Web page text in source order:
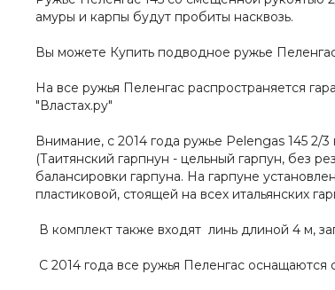
амуры и карпы будут пробиты насквозь.
Вы можете Купить подводное ружье
На все ружья Пеленгас распространяется
"Властах.ру"
Внимание, с 2014 года ружье Pelengas 145 2/3
(Таитянский гарпнун - цельный гарпун, без
балансировки гарпуна. На гарпуне
пластиковой, стоящей на всех итальянских
В комплект также входят линь длиной 4 м,
С 2014 года все ружья Пеленгас